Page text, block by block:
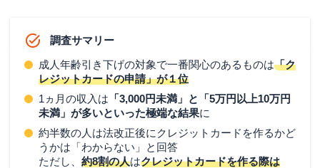
調査サマリー
成人年齢引き下げの対象で一番関心のあるものは「ク
レジットカードの申請」が１位
1ヵ月の収入は 「3,000円未満」と「5万円以上10万円
未満」が多いといった極端な結果に
約半数の人は法改正後にクレジットカードを作るかど
うかは「わからない」と回答
ただし、 約8割の人はクレジットカードを作る際は